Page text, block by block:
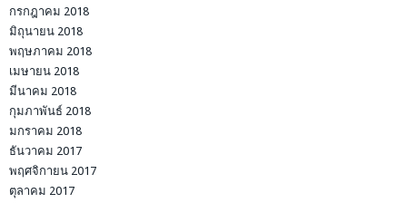
กรกฎาคม 2018
มิถุนายน 2018
พฤษภาคม 2018
เมษายน 2018
มีนาคม 2018
กุมภาพันธ์ 2018
มกราคม 2018
ธันวาคม 2017
พฤศจิกายน 2017
ตุลาคม 2017